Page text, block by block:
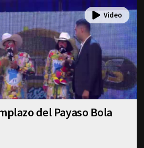
del Payaso Bola